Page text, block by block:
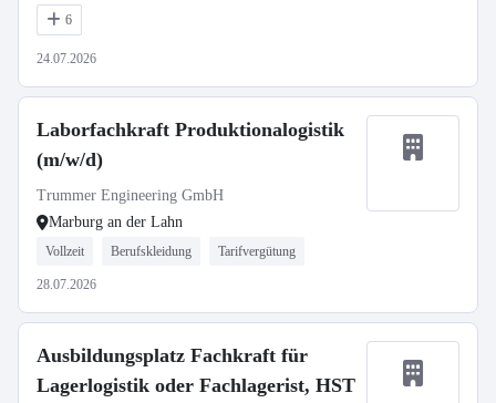
6
24.07.2026
Laborfachkraft Produktionalogistik
(m/w/d)
Trummer Engineering GmbH
Marburg an der Lahn
Vollzeit Berufskleidung Tarifvergütung
28.07.2026
Ausbildungsplatz Fachkraft für
Lagerlogistik oder Fachlagerist, HST